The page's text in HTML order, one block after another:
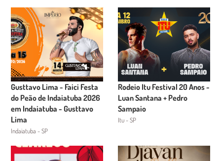
Gusttavo Lima - Faici Festa
do Peão de Indaiatuba 2026
em Indaiatuba - Gusttavo
Lima
Indaiatuba - SP
Rodeio Itu Festival 20 Anos -
Luan Santana + Pedro
Sampaio
Itu - SP